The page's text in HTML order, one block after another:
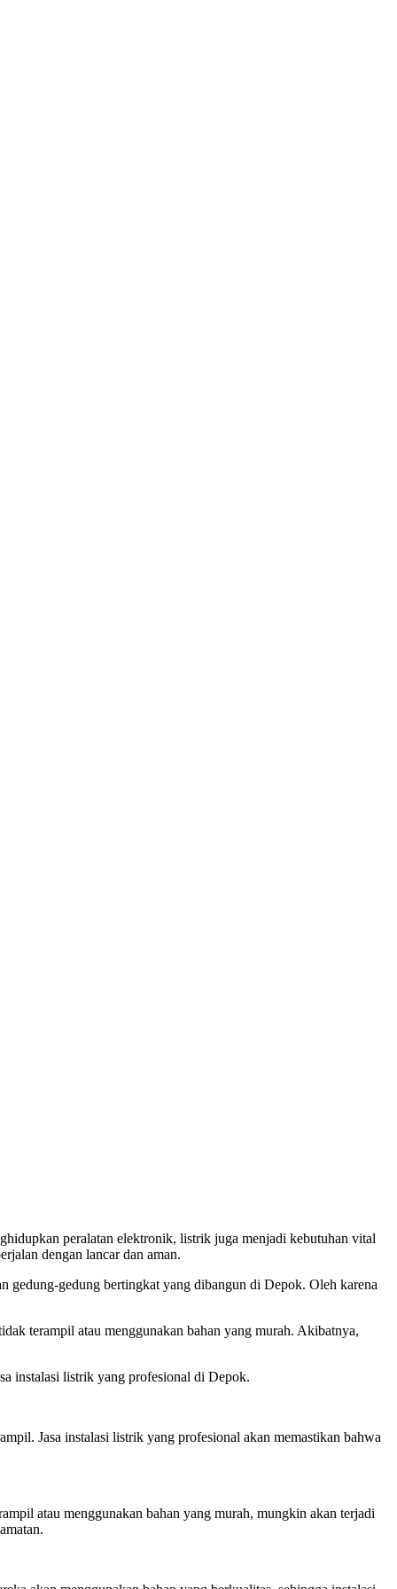
peralatan elektronik, listrik juga menjadi kebutuhan vital
dengan lancar dan aman.
gedung-gedung bertingkat yang dibangun di Depok. Oleh karena
terampil atau menggunakan bahan yang murah. Akibatnya,
instalasi listrik yang profesional di Depok.
Jasa instalasi listrik yang profesional akan memastikan bahwa
atau menggunakan bahan yang murah, mungkin akan terjadi